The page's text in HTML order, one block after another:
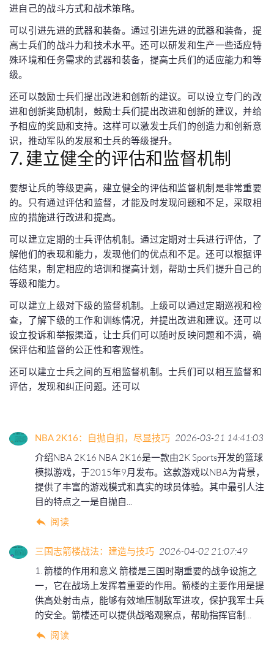
进自己的战斗方式和战术策略。
可以引进先进的武器和装备。通过引进先进的武器和装备，提
高士兵们的战斗力和技术水平。还可以研发和生产一些适应特
殊环境和任务需求的武器和装备，提高士兵们的适应能力和等
级。
还可以鼓励士兵们提出改进和创新的建议。可以设立专门的改
进和创新奖励机制，鼓励士兵们提出改进和创新的建议，并给
予相应的奖励和支持。这样可以激发士兵们的创造力和创新意
识，推动军队的发展和士兵的等级提升。
7. 建立健全的评估和监督机制
要想让兵的等级更高，建立健全的评估和监督机制是非常重要
的。只有通过评估和监督，才能及时发现问题和不足，采取相
应的措施进行改进和提高。
可以建立定期的士兵评估机制。通过定期对士兵进行评估，了
解他们的表现和能力，发现他们的优点和不足。还可以根据评
估结果，制定相应的培训和提高计划，帮助士兵们提升自己的
等级和能力。
可以建立上级对下级的监督机制。上级可以通过定期巡视和检
查，了解下级的工作和训练情况，并提出改进和建议。还可以
设立投诉和举报渠道，让士兵们可以随时反映问题和不满，确
保评估和监督的公正性和客观性。
还可以建立士兵之间的互相监督机制。士兵们可以相互监督和
评估，发现和纠正问题。还可以
NBA 2K16：自抛自扣，尽显技巧 2026-03-21 14:41:03
介绍NBA 2K16 NBA 2K16是一款由2K Sports开发的篮球
模拟游戏，于2015年9月发布。这款游戏以NBA为背景，
提供了丰富的游戏模式和真实的球员体验。其中最引人注
目的特点之一是自抛自...
阅读
三国志箭楼战法：建造与技巧 2026-04-02 21:07:49
1. 箭楼的作用和意义 箭楼是三国时期重要的战争设施之
一，它在战场上发挥着重要的作用。箭楼的主要作用是提
供高处射击点，能够有效地压制敌军进攻，保护我军士兵
的安全。箭楼还可以提供战略观察点，帮助指挥官制...
阅读